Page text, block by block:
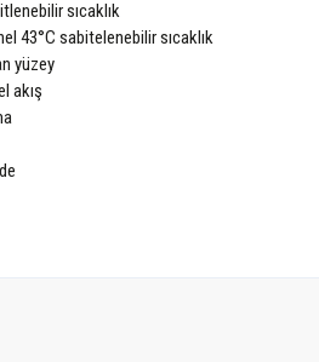
sıcaklık
43°C sabitelenebilir sıcaklık
yüzey
akış